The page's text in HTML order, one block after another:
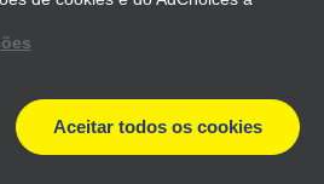
Holdings, Inc. All rights Reserved.
Aceitar todos os cookies